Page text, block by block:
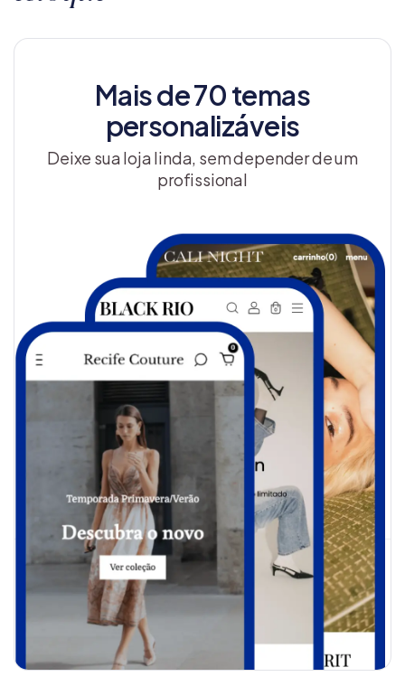
Mais de 70 temas
personalizáveis
Deixe sua loja linda, sem depender de um
profissional